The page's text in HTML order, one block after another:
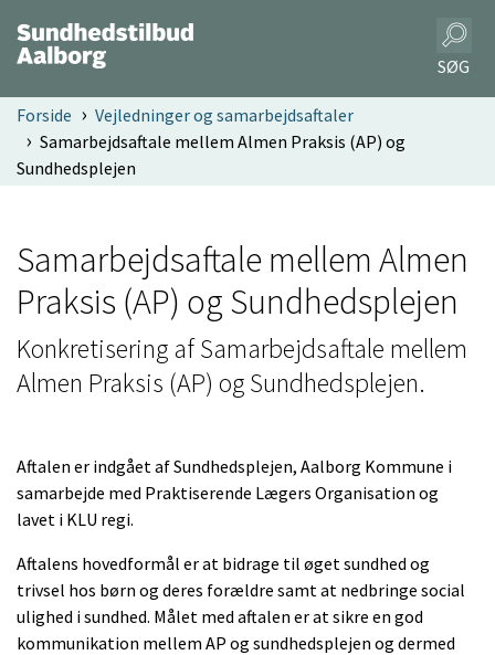
SØG
Forside
Vejledninger og samarbejdsaftaler
Samarbejdsaftale mellem Almen Praksis (AP) og
Sundhedsplejen
Samarbejdsaftale mellem Almen
Praksis (AP) og Sundhedsplejen
Konkretisering afSamarbejdsaftale mellem
Almen Praksis (AP) og Sundhedsplejen.
Aftalen er indgået af Sundhedsplejen, Aalborg Kommune i
samarbejde med Praktiserende Lægers Organisation og
lavet i KLU regi.
Aftalens hovedformål er at bidrage til øget sundhed og
trivsel hos børn og deres forældre samt at nedbringe social
ulighed i sundhed. Målet med aftalen er at sikre en god
kommunikation mellem AP og sundhedsplejen og dermed